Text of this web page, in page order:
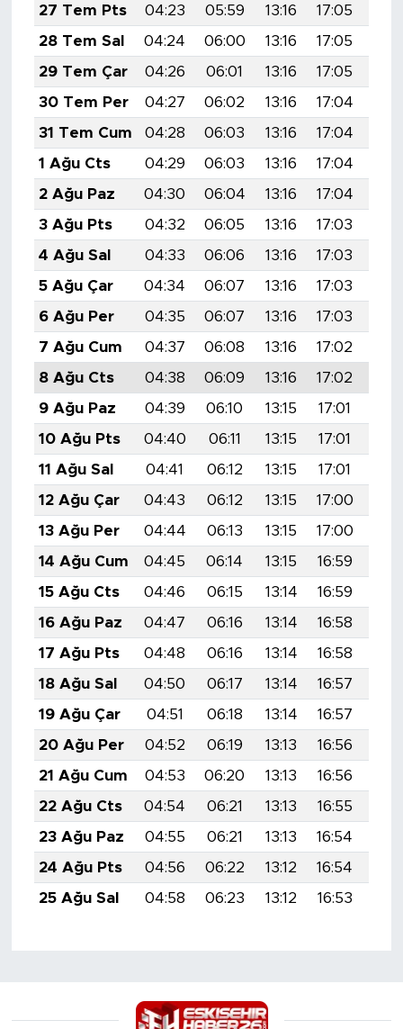
27 Tem Pts
04:23 05:59 13:16 17:05
28 Tem Sal
04:24 06:00 13:16 17:05
29 Tem Çar
04:26 06:01 13:16 17:05
30 Tem Per
04:27 06:02 13:16 17:04
31 Tem Cum
04:28 06:03 13:16 17:04
1 Ağu Cts
04:29 06:03 13:16 17:04
2 Ağu Paz
04:30 06:04 13:16 17:04
3 Ağu Pts
04:32 06:05 13:16 17:03
4 Ağu Sal
04:33 06:06 13:16 17:03
5 Ağu Çar
04:34 06:07 13:16 17:03
6 Ağu Per
04:35 06:07 13:16 17:03
7 Ağu Cum
04:37 06:08 13:16 17:02
8 Ağu Cts
04:38 06:09 13:16 17:02
9 Ağu Paz
04:39 06:10 13:15 17:01
10 Ağu Pts
04:40 06:11 13:15 17:01
11 Ağu Sal
04:41 06:12 13:15 17:01
12 Ağu Çar
04:43 06:12 13:15 17:00
13 Ağu Per
04:44 06:13 13:15 17:00
14 Ağu Cum
04:45 06:14 13:15 16:59
15 Ağu Cts
04:46 06:15 13:14 16:59
16 Ağu Paz
04:47 06:16 13:14 16:58
17 Ağu Pts
04:48 06:16 13:14 16:58
18 Ağu Sal
04:50 06:17 13:14 16:57
19 Ağu Çar
04:51 06:18 13:14 16:57
20 Ağu Per
04:52 06:19 13:13 16:56
21 Ağu Cum
04:53 06:20 13:13 16:56
22 Ağu Cts
04:54 06:21 13:13 16:55
23 Ağu Paz
04:55 06:21 13:13 16:54
24 Ağu Pts
04:56 06:22 13:12 16:54
25 Ağu Sal
04:58 06:23 13:12 16:53